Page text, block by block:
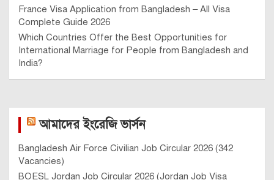
France Visa Application from Bangladesh – All Visa
Complete Guide 2026
Which Countries Offer the Best Opportunities for
International Marriage for People from Bangladesh and
India?
আমাদের ইংরেজি ভার্সন
Bangladesh Air Force Civilian Job Circular 2026 (342
Vacancies)
BOESL Jordan Job Circular 2026 (Jordan Job Visa